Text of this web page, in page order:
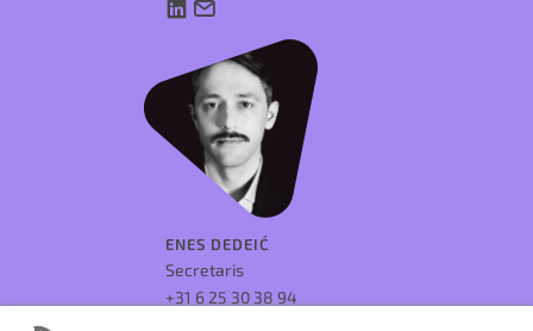
ENES DEDEIĆ
Secretaris
+31 6 25 30 38 94